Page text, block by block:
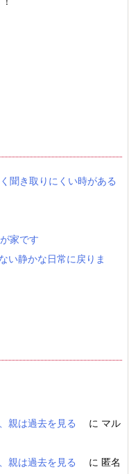
聞き取りにくい時がある
家です
い静かな日常に戻りま
親は過去を見る
に マル
親は過去を見る
に 匿名